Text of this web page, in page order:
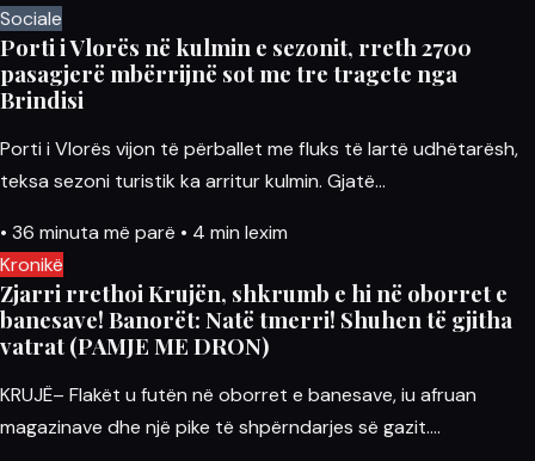
Sociale
Porti i Vlorës në kulmin e sezonit, rreth 2700
pasagjerë mbërrijnë sot me tre tragete nga
Brindisi
Porti i Vlorës vijon të përballet me fluks të lartë udhëtarësh,
teksa sezoni turistik ka arritur kulmin. Gjatë…
• 36 minuta më parë • 4 min lexim
Kronikë
Zjarri rrethoi Krujën, shkrumb e hi në oborret e
banesave! Banorët: Natë tmerri! Shuhen të gjitha
vatrat (PAMJE ME DRON)
KRUJË– Flakët u futën në oborret e banesave, iu afruan
magazinave dhe një pike të shpërndarjes së gazit.…